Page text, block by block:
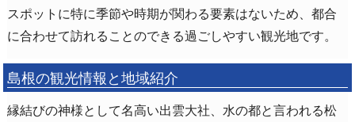
スポットに特に季節や時期が関わる要素はないため、都合
に合わせて訪れることのできる過ごしやすい観光地です。
島根の観光情報と地域紹介
縁結びの神様として名高い出雲大社、水の都と言われる松